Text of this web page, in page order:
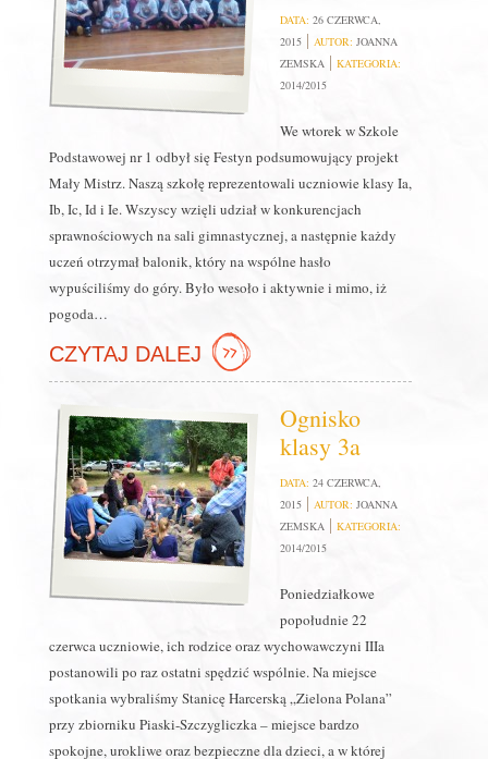
DATA: 26 CZERWCA,
2015
AUTOR: JOANNA
ZEMSKA
KATEGORIA:
2014/2015
We wtorek w Szkole
Podstawowej nr 1 odbył się Festyn podsumowujący projekt
Mały Mistrz. Naszą szkołę reprezentowali uczniowie klasy Ia,
Ib, Ic, Id i Ie. Wszyscy wzięli udział w konkurencjach
sprawnościowych na sali gimnastycznej, a następnie każdy
uczeń otrzymał balonik, który na wspólne hasło
wypuściliśmy do góry. Było wesoło i aktywnie i mimo, iż
pogoda…
CZYTAJ DALEJ
Ognisko
klasy 3a
DATA: 24 CZERWCA,
2015
AUTOR: JOANNA
ZEMSKA
KATEGORIA:
2014/2015
Poniedziałkowe
popołudnie 22
czerwca uczniowie, ich rodzice oraz wychowawczyni IIIa
postanowili po raz ostatni spędzić wspólnie. Na miejsce
spotkania wybraliśmy Stanicę Harcerską „Zielona Polana”
przy zbiorniku Piaski-Szczygliczka – miejsce bardzo
spokojne, urokliwe oraz bezpieczne dla dzieci, a w której